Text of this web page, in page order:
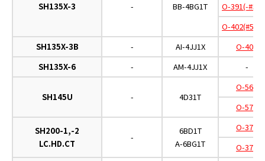
SH135X-3 - BB-4BG1T
O-391(-
O-
SH135X-3B
- AI-4JJ1X
O-402
SH135X-6
- AM-4JJ1X -
SH145U - 4D31T
O-567
O-570
SH200-1,-2
LC.HD.CT
-
6BD1T
A-6BG1T
O-375
O-376